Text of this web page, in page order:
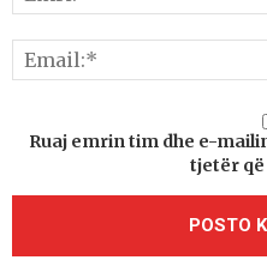
Ruaj emrin tim dhe e-
tjetër